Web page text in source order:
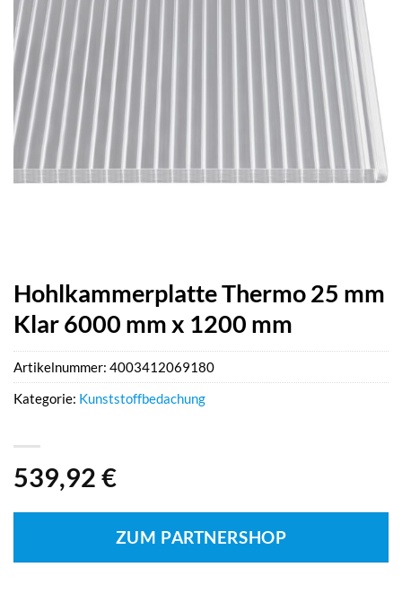
Hohlkammerplatte Thermo 25 mm
Klar 6000 mm x 1200 mm
539,92 €
ZUM PARTNERSHOP
Artikelnummer: 4003412069180
Kategorie: Kunststoffbedachung